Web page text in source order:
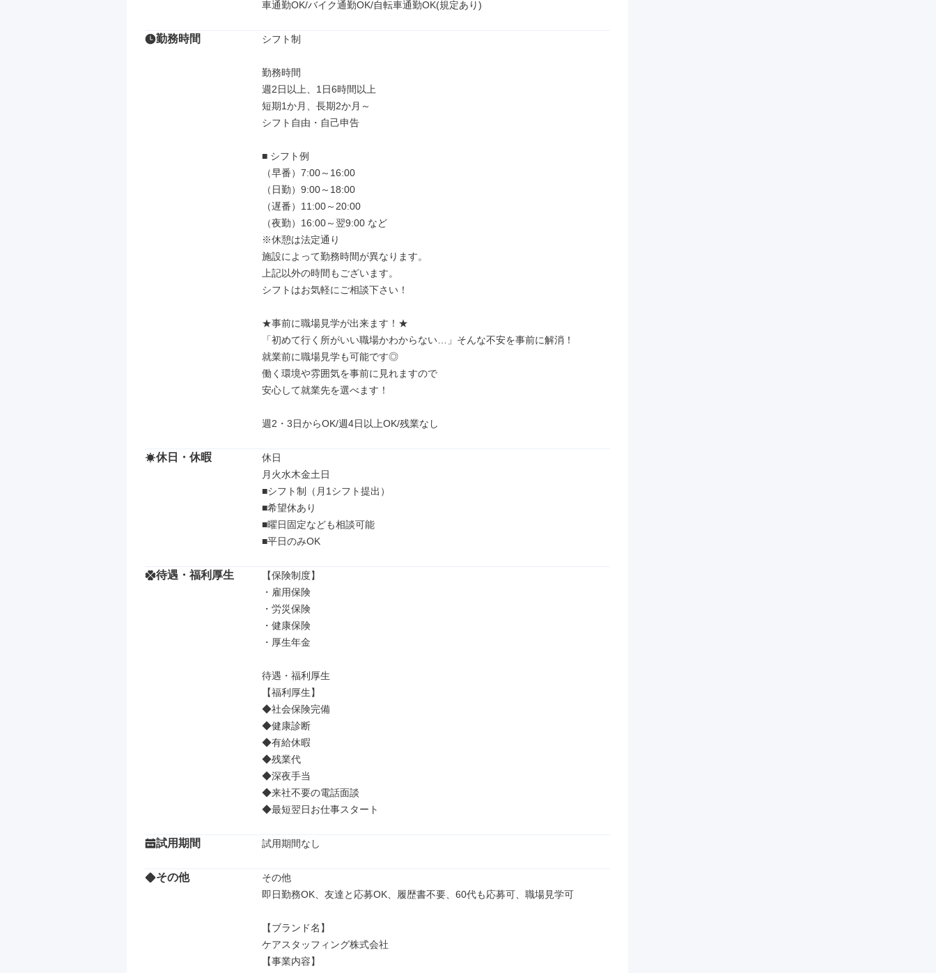
車通勤OK/バイク通勤OK/自転車通勤OK(規定あり)
勤務時間 シフト制
勤務時間
週2日以上、1日6時間以上
短期1か月、長期2か月～
シフト自由・自己申告
■ シフト例
（早番）7:00～16:00
（日勤）9:00～18:00
（遅番）11:00～20:00
（夜勤）16:00～翌9:00 など
※休憩は法定通り
施設によって勤務時間が異なります。
上記以外の時間もございます。
シフトはお気軽にご相談下さい！
★事前に職場見学が出来ます！★
「初めて行く所がいい職場かわからない…」そんな不安を事前に解消！
就業前に職場見学も可能です◎
働く環境や雰囲気を事前に見れますので
安心して就業先を選べます！
週2・3日からOK/週4日以上OK/残業なし
休日・休暇
休日
月火水木金土日
■シフト制（月1シフト提出）
■希望休あり
■曜日固定なども相談可能
■平日のみOK
待遇・福利厚生
【保険制度】
・雇用保険
・労災保険
・健康保険
・厚生年金
待遇・福利厚生
【福利厚生】
◆社会保険完備
◆健康診断
◆有給休暇
◆残業代
◆深夜手当
◆来社不要の電話面談
◆最短翌日お仕事スタート
試用期間 試用期間なし
その他
その他
即日勤務OK、友達と応募OK、履歴書不要、60代も応募可、職場見学可
【ブランド名】
ケアスタッフィング株式会社
【事業内容】